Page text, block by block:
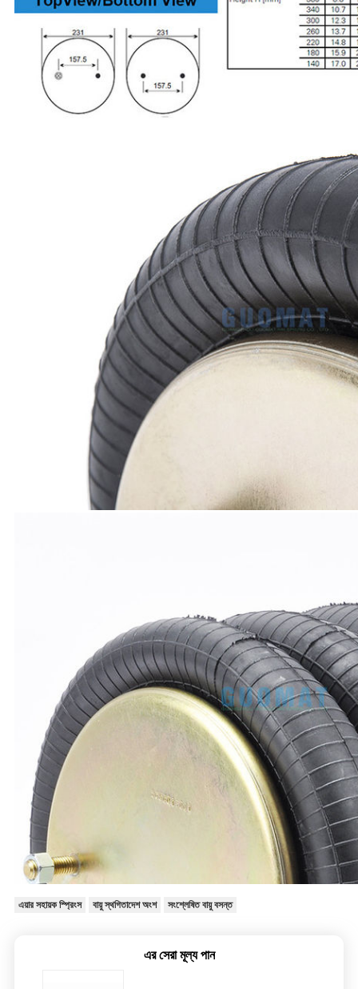
এয়ার সহায়ক স্প্রিংস বায়ু স্থগিতাদেশ অংশ সংশ্লেষিত বায়ু বসন্ত
এর সেরা মূল্য পান